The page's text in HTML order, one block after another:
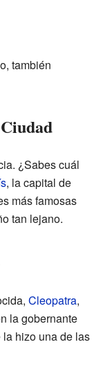
también
¿Sabes cuál
, la capital de
más famosas
tan lejano.
Cleopatra,
la gobernante
hizo una de las